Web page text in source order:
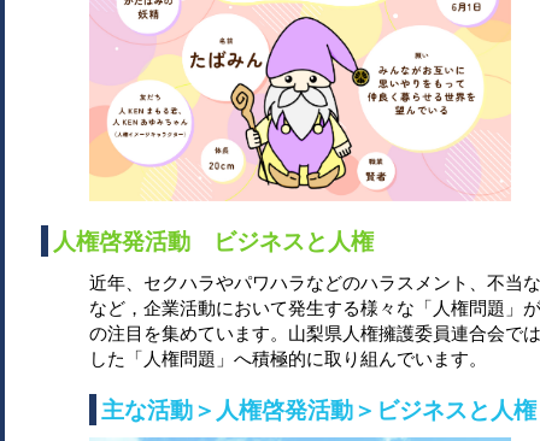
人権啓発活動 ビジネスと人権
近年、セクハラやパワハラなどのハラスメント、不当
など，企業活動において発生する様々な「人権問題」
の注目を集めています。山梨県人権擁護委員連合会で
した「人権問題」へ積極的に取り組んでいます。
主な活動＞人権啓発活動＞ビジネスと人権